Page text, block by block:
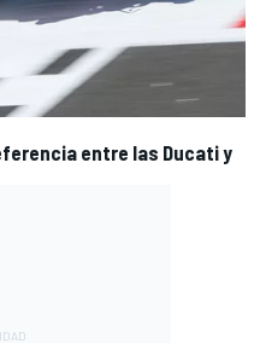
entre las Ducati y